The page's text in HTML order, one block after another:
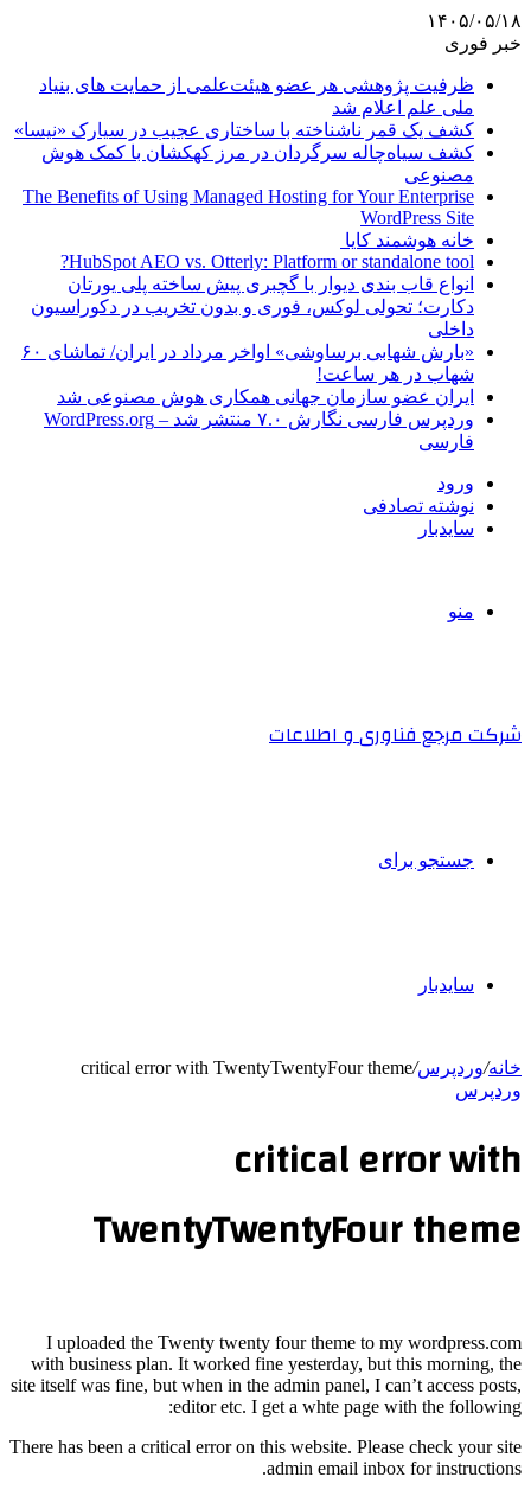
۱۴۰۵/۰۵/۱۸
خبر فوری
ظرفیت پژوهشی هر عضو هیئت‌علمی از حمایت های بنیاد
ملی علم اعلام شد
کشف یک قمر ناشناخته با ساختاری عجیب در سیارک «نیسا»
کشف سیاه‌چاله سرگردان در مرز کهکشان با کمک هوش
مصنوعی
The Benefits of Using Managed Hosting for Your Enterprise
WordPress Site
خانه هوشمند کایا
HubSpot AEO vs. Otterly: Platform or standalone tool?
انواع قاب بندی دیوار با گچبری پیش ساخته پلی یورتان
دکارت؛ تحولی لوکس، فوری و بدون تخریب در دکوراسیون
داخلی
«بارش شهابی برساوشی» اواخر مرداد در ایران/ تماشای ۶۰
شهاب در هر ساعت!
ایران عضو سازمان جهانی همکاری هوش مصنوعی شد
وردپرس فارسی نگارش ۷.۰ منتشر شد – WordPress.org
فارسی
ورود
نوشته تصادفی
سایدبار
منو
شرکت مرجع فناوری و اطلاعات
جستجو برای
سایدبار
خانه/وردپرس/
critical error with TwentyTwentyFour theme
وردپرس
critical error with
TwentyTwentyFour theme
I uploaded the Twenty twenty four theme to my wordpress.com
with business plan. It worked fine yesterday, but this morning, the
site itself was fine, but when in the admin panel, I can’t access posts,
editor etc. I get a whte page with the following:
There has been a critical error on this website. Please check your site
admin email inbox for instructions.